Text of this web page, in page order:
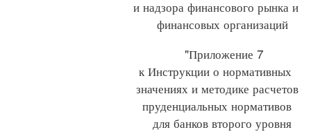
и надзора финансового рынка и
финансовых организаций
"Приложение 7
к Инструкции о нормативных
значениях и методике расчетов
пруденциальных нормативов
для банков второго уровня